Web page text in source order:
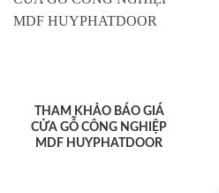
THAM KHẢO BÁO GIÁ
CỬA GỖ CÔNG NGHIỆP
MDF HUYPHATDOOR